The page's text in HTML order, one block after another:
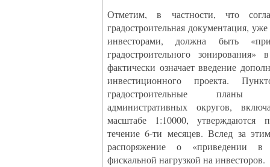
Отметим, в частности, что
градостроительная документация,
инвесторами, должна быть
градостроительного
фактически означает введение
инвестиционного проекта.
градостроительные планы
административных округов,
масштабе 1:10000, утверждаются
течение 6-ти месяцев. Вслед за
распоряжение о «приведении в
фискальной нагрузкой на инвесторов.